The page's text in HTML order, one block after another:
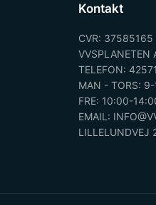
Kontakt
CVR: 37585165
VVSPLANETEN
TELEFON:
MAN - TORS:
FRE: 10:00-
EMAIL:
LILLELUNDVEJ